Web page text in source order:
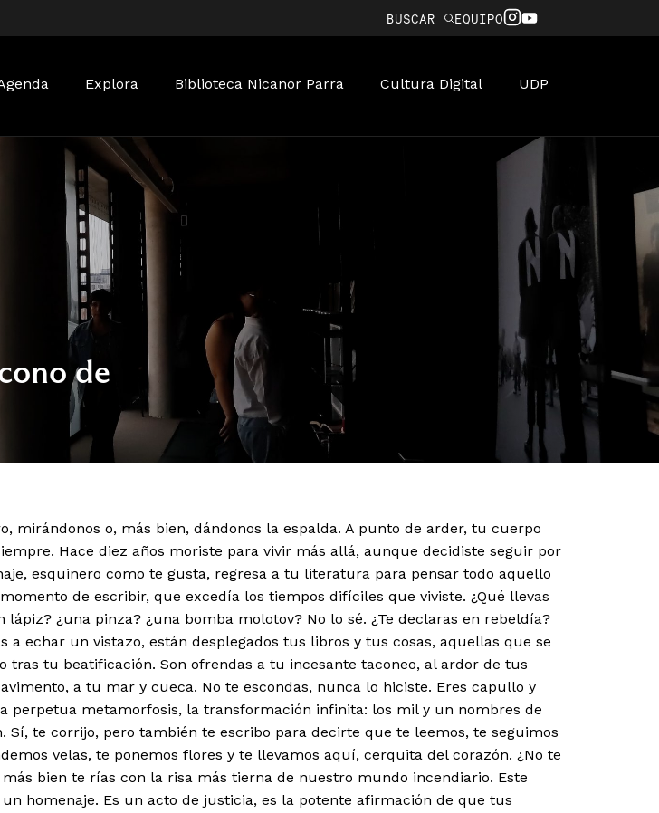
BUSCAR EQUIPO
Explora Biblioteca Nicanor Parra Cultura Digital UDP
de
mirándonos o, más bien, dándonos la espalda. A punto de arder, tu cuerpo
Hace diez años moriste para vivir más allá, aunque decidiste seguir por
esquinero como te gusta, regresa a tu literatura para pensar todo aquello
de escribir, que excedía los tiempos difíciles que viviste. ¿Qué llevas
lápiz? ¿una pinza? ¿una bomba molotov? No lo sé. ¿Te declaras en rebeldía?
a echar un vistazo, están desplegados tus libros y tus cosas, aquellas que se
tras tu beatificación. Son ofrendas a tu incesante taconeo, al ardor de tus
a tu mar y cueca. No te escondas, nunca lo hiciste. Eres capullo y
perpetua metamorfosis, la transformación infinita: los mil y un nombres de
Sí, te corrijo, pero también te escribo para decirte que te leemos, te seguimos
velas, te ponemos flores y te llevamos aquí, cerquita del corazón. ¿No te
más bien te rías con la risa más tierna de nuestro mundo incendiario. Este
un homenaje. Es un acto de justicia, es la potente afirmación de que tus